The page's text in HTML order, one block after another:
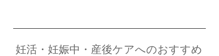
妊活・妊娠中・産後ケアへのおすすめ